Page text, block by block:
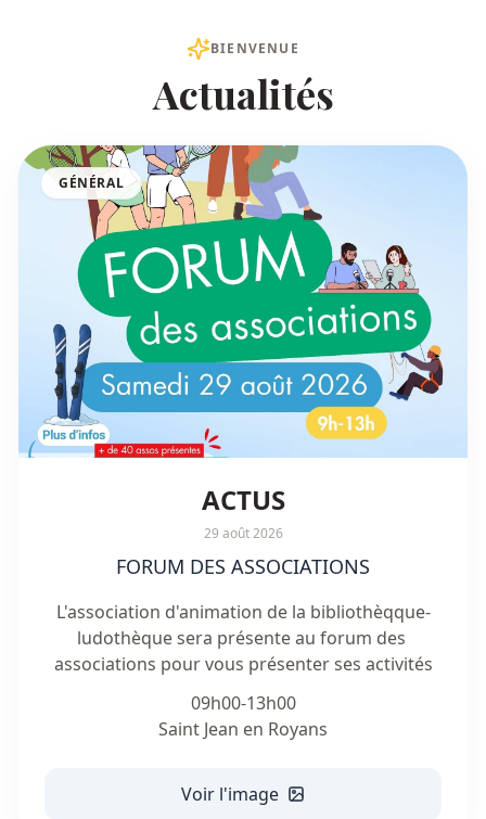
BIENVENUE
Actualités
GÉNÉRAL
ACTUS
29 août 2026
FORUM DES ASSOCIATIONS
L'association d'animation de la bibliothèqque-
ludothèque sera présente au forum des
associations pour vous présenter ses activités
09h00-13h00
Saint Jean en Royans
Voir l'image